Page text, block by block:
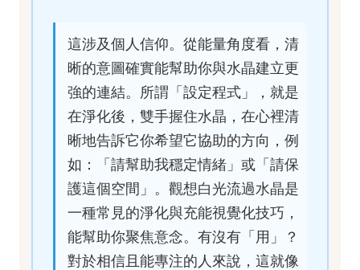
這涉及個人信仰。從能量角度看，清
晰的意圖確實能幫助你與水晶建立更
強的連結。所謂「設定程式」，就是
在淨化後，雙手握住水晶，在心裡清
晰地告訴它你希望它協助的方向，例
如：「請幫助我穩定情緒」或「請保
護這個空間」。觀想白光流過水晶是
一種常見的淨化與充能視覺化技巧，
能幫助你聚焦意念。有沒有「用」？
對於相信且能專注的人來說，這就像